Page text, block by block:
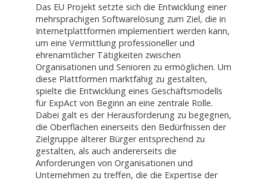
Das EU Projekt setzte sich die Entwicklung einer
mehrsprachigen Softwarelösung zum Ziel, die in
Internetplattformen implementiert werden kann,
um eine Vermittlung professioneller und
ehrenamtlicher Tätigkeiten zwischen
Organisationen und Senioren zu ermöglichen. Um
diese Plattformen marktfähig zu gestalten,
spielte die Entwicklung eines Geschäftsmodells
für ExpAct von Beginn an eine zentrale Rolle.
Dabei galt es der Herausforderung zu begegnen,
die Oberflächen einerseits den Bedürfnissen der
Zielgruppe älterer Bürger entsprechend zu
gestalten, als auch andererseits die
Anforderungen von Organisationen und
Unternehmen zu treffen, die die Expertise der